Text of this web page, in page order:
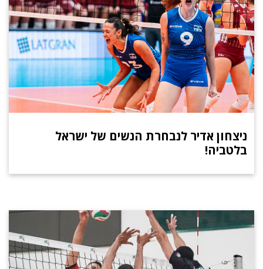
ניצחון אדיר לנבחרת הנשים של ישראל
בלטביה!